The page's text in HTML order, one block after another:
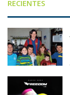
RECIENTES